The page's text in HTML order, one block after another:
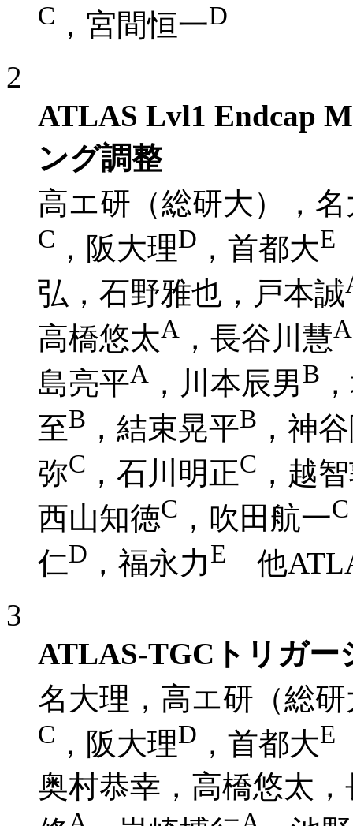
C ，宮間恒一D
2
ATLAS Lvl1 Endcap
ング調整
高エ研（総研大），
C ，阪大理D ，首都大E
弘，石野雅也，戸本誠
高橋悠太A ，長谷川慧A
島亮平A ，川本辰男B
至B ，結束晃平B ，神
弥C ，石川明正C ，越
西山知徳C ，吹田航一C
仁D ，福永力E
他
3
ATLAS-TGCトリガ
名大理，高エ研（総
C ，阪大理D ，首都大E
奥村恭幸，高橋悠太